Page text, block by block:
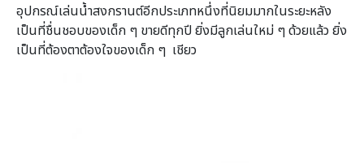
อุปกรณ์เล่นน้ำสงกรานต์อีกประเภทหนึ่งที่นิยมมากในระยะหลัง
เป็นที่ชื่นชอบของเด็ก ๆ ขายดีทุกปี ยิ่งมีลูกเล่นใหม่ ๆ ด้วยแล้ว ยิ่ง
เป็นที่ต้องตาต้องใจของเด็ก ๆ เชียว